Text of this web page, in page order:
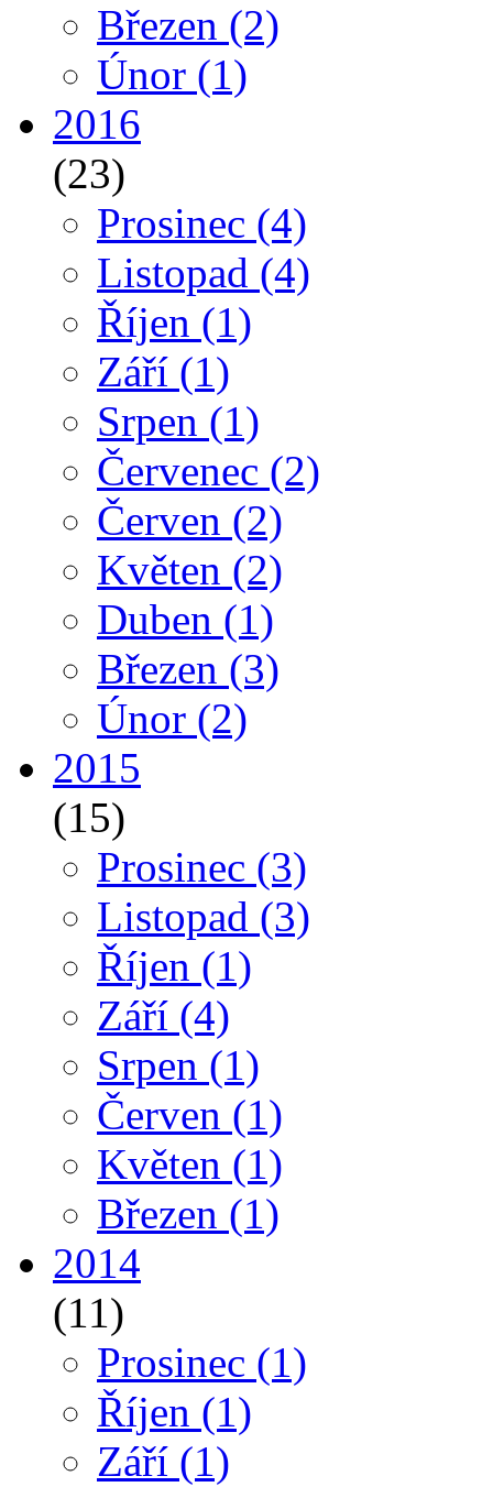
Březen (2)
Únor (1)
2016
(23)
Prosinec (4)
Listopad (4)
Říjen (1)
Září (1)
Srpen (1)
Červenec (2)
Červen (2)
Květen (2)
Duben (1)
Březen (3)
Únor (2)
2015
(15)
Prosinec (3)
Listopad (3)
Říjen (1)
Září (4)
Srpen (1)
Červen (1)
Květen (1)
Březen (1)
2014
(11)
Prosinec (1)
Říjen (1)
Září (1)